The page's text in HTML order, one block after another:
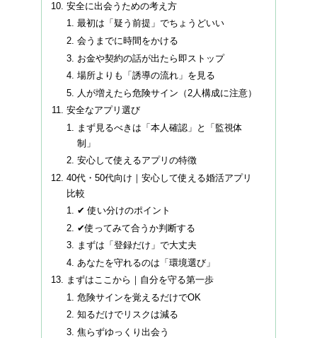
安全に出会うための考え方
最初は「疑う前提」でちょうどいい
会うまでに時間をかける
お金や契約の話が出たら即ストップ
場所よりも「誘導の流れ」を見る
人が増えたら危険サイン（2人構成に注意）
安全なアプリ選び
まず見るべきは「本人確認」と「監視体
制」
安心して使えるアプリの特徴
40代・50代向け｜安心して使える婚活アプリ
比較
✔ 使い分けのポイント
✔使ってみて合うか判断する
まずは「登録だけ」で大丈夫
あなたを守れるのは「環境選び」
まずはここから｜自分を守る第一歩
危険サインを覚えるだけでOK
知るだけでリスクは減る
焦らずゆっくり出会う